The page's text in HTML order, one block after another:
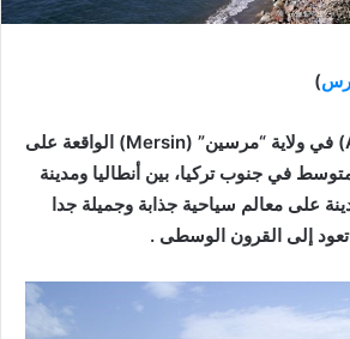
)
تقع “أنامور” (Anamur) في ولاية “مرسين” (Mersin) الواقعة على
​​في جنوب تركيا، بين أنطاليا ومدينة
على معالم سياحية جذابة وجميلة جدا
تعود إلى القرون الوسطى .